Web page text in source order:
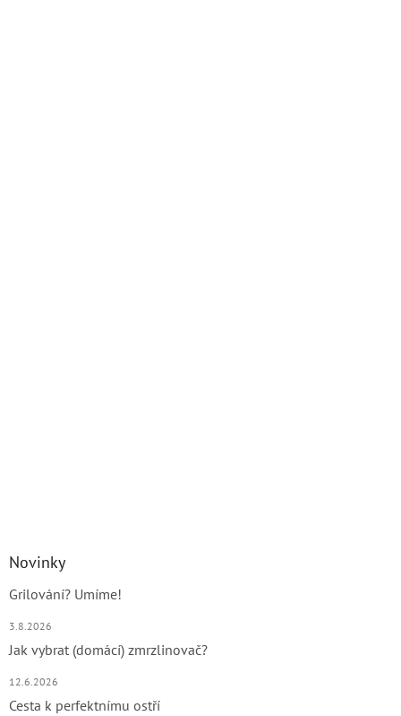
Novinky
Grilování? Umíme!
3.8.2026
Jak vybrat (domácí) zmrzlinovač?
12.6.2026
Cesta k perfektnímu ostří